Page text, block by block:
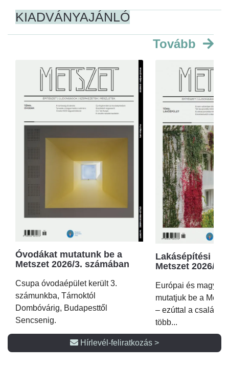
KIADVÁNYAJÁNLÓ
Tovább
Óvodákat mutatunk be a
Metszet 2026/3. számában
Csupa óvodaépület került 3.
számunkba, Tárnoktól
Dombóvárig, Budapesttől
Sencsenig.
Lakásépítési
Metszet 2026/2.
Európai és magyar
mutatjuk be a
– ezúttal a családi
több...
Hírlevél-feliratkozás >